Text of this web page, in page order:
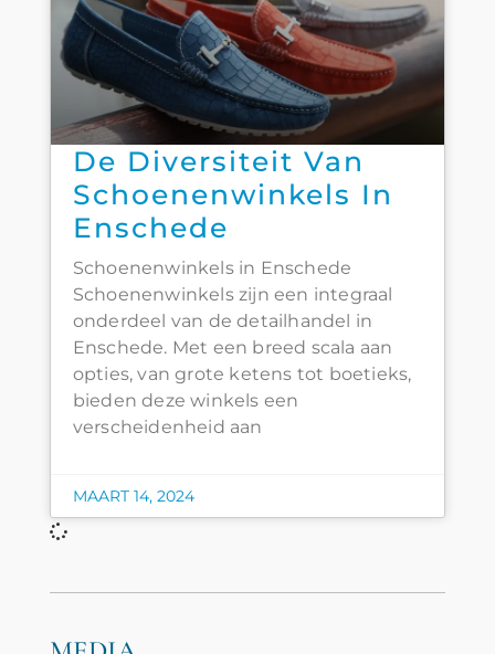
De Diversiteit Van
Schoenenwinkels In
Enschede
Schoenenwinkels in Enschede
Schoenenwinkels zijn een integraal
onderdeel van de detailhandel in
Enschede. Met een breed scala aan
opties, van grote ketens tot boetieks,
bieden deze winkels een
verscheidenheid aan
MAART 14, 2024